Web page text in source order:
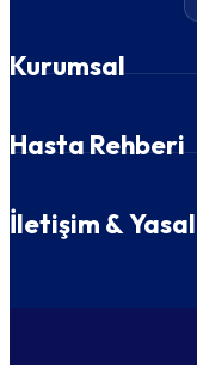
Kurumsal
Hasta Rehberi
İletişim & Yasal